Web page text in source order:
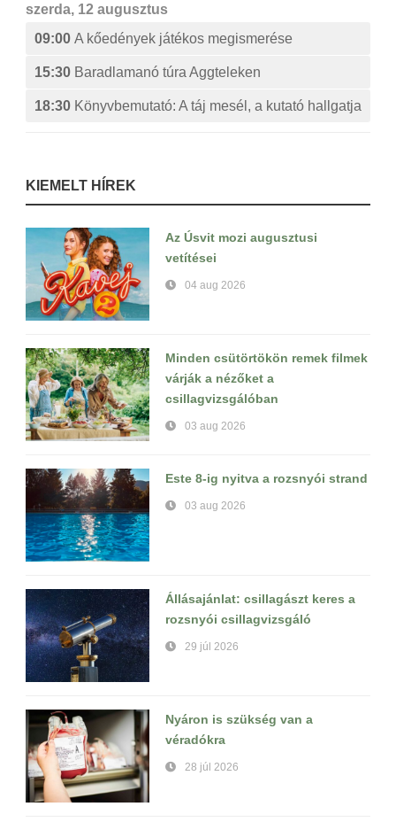
szerda, 12 augusztus
09:00 A kőedények játékos megismerése
15:30 Baradlamanó túra Aggteleken
18:30 Könyvbemutató: A táj mesél, a kutató hallgatja
KIEMELT HÍREK
Az Úsvit mozi augusztusi
vetítései
04 aug 2026
Minden csütörtökön remek filmek
várják a nézőket a
csillagvizsgálóban
03 aug 2026
Este 8-ig nyitva a rozsnyói strand
03 aug 2026
Állásajánlat: csillagászt keres a
rozsnyói csillagvizsgáló
29 júl 2026
Nyáron is szükség van a
véradókra
28 júl 2026